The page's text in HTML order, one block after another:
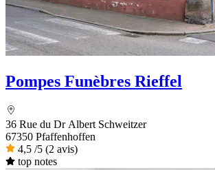
Pompes Funèbres Rieffel
36 Rue du Dr Albert Schweitzer
67350 Pfaffenhoffen
4,5 /5 (2 avis)
top notes